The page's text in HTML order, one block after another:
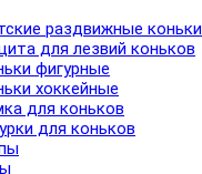
раздвижные коньки
для лезвий коньков
фигурные
хоккейные
для коньков
для коньков